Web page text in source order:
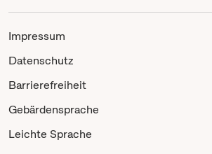
Impressum
Datenschutz
Barrierefreiheit
Gebärdensprache
Leichte Sprache